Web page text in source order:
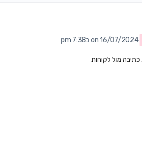
on 16/07/2024 ב7:38 pm
מול לקוחות